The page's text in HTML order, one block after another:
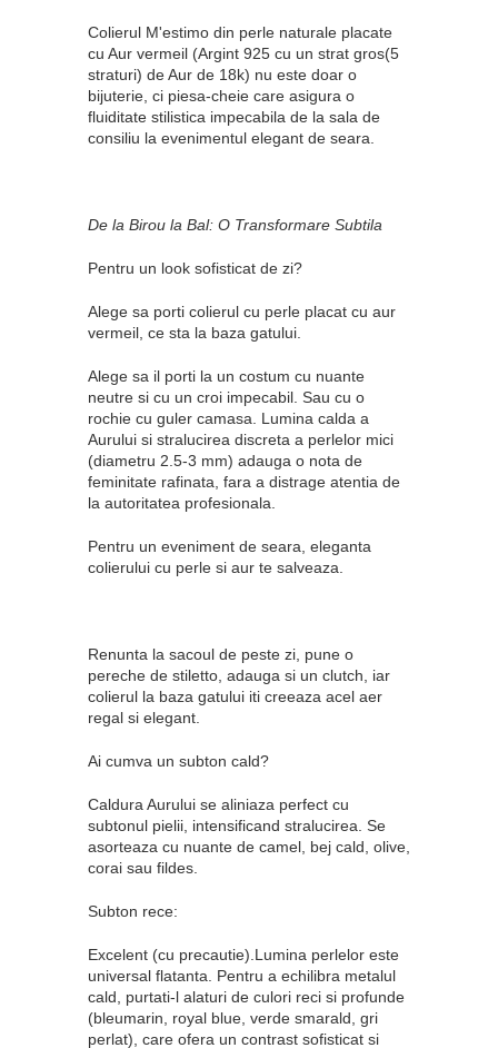
Colierul M'estimo din perle naturale placate
cu Aur vermeil (Argint 925 cu un strat gros(5
straturi) de Aur de 18k) nu este doar o
bijuterie, ci piesa-cheie care asigura o
fluiditate stilistica impecabila de la sala de
consiliu la evenimentul elegant de seara.
De la Birou la Bal: O Transformare Subtila
Pentru un look sofisticat de zi?
Alege sa porti colierul cu perle placat cu aur
vermeil, ce sta la baza gatului.
Alege sa il porti la un costum cu nuante
neutre si cu un croi impecabil. Sau cu o
rochie cu guler camasa. Lumina calda a
Aurului si stralucirea discreta a perlelor mici
(diametru 2.5-3 mm) adauga o nota de
feminitate rafinata, fara a distrage atentia de
la autoritatea profesionala.
Pentru un eveniment de seara, eleganta
colierului cu perle si aur te salveaza.
Renunta la sacoul de peste zi, pune o
pereche de stiletto, adauga si un clutch, iar
colierul la baza gatului iti creeaza acel aer
regal si elegant.
Ai cumva un subton cald?
Caldura Aurului se aliniaza perfect cu
subtonul pielii, intensificand stralucirea. Se
asorteaza cu nuante de camel, bej cald, olive,
corai sau fildes.
Subton rece:
Excelent (cu precautie).Lumina perlelor este
universal flatanta. Pentru a echilibra metalul
cald, purtati-l alaturi de culori reci si profunde
(bleumarin, royal blue, verde smarald, gri
perlat), care ofera un contrast sofisticat si